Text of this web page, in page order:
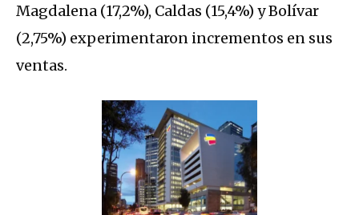
Magdalena (17,2%), Caldas (15,4%) y Bolívar
(2,75%) experimentaron incrementos en sus
ventas.